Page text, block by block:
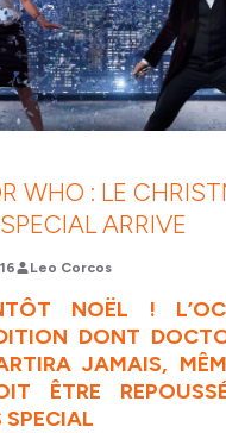
WHO : LE
SPECIAL ARRIVE
Leo Corcos
NOËL !
DONT
JAMAIS,
ÊTRE
SPECIAL